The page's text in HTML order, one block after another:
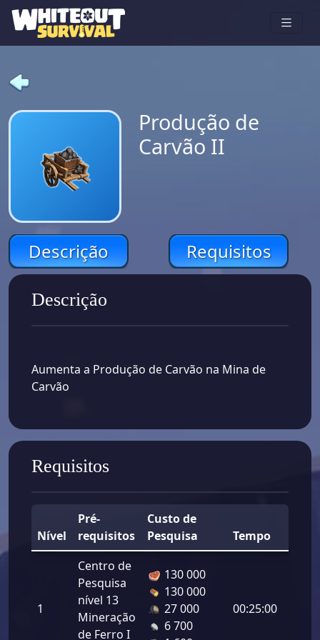
Produção de
Carvão II
Descrição Requisitos
Descrição
Aumenta a Produção de Carvão na Mina de
Carvão
Requisitos
Nível
Pré-
requisitos
Custo de
Pesquisa
Tempo
1
Centro de
Pesquisa
nível 13
Mineração
de Ferro I
130 000
130 000
27 000
6 700
00:25:00